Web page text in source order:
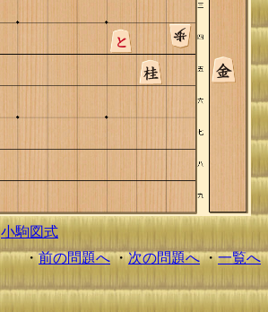
小駒図式
・前の問題へ・次の問題へ・一覧へ